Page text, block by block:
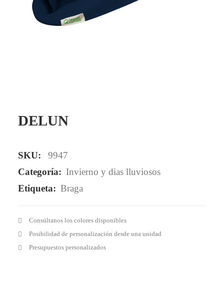
DELUN
SKU:
9947
Categoría: Invierno y dias lluviosos
Etiqueta: Braga
Consúltanos los colores disponibles
Posibilidad de personalización desde una unidad
Presupuestos personalizados